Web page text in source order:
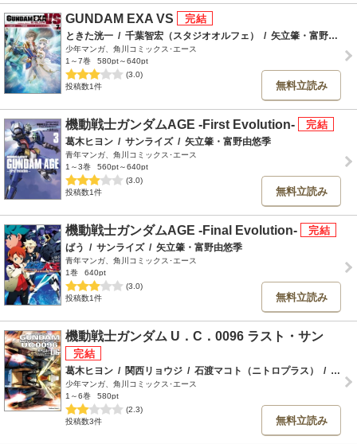
GUNDAM EXA VS
ときた洸一 / 千葉智宏（スタジオオルフェ） / 矢立肇・富野由悠季
少年マンガ、角川コミックス･エース
1～7巻
580pt～640pt
(3.0)
投稿数1件
無料立読み
機動戦士ガンダムAGE -First Evolution-
葛木ヒヨン / サンライズ / 矢立肇・富野由悠季
青年マンガ、角川コミックス･エース
1～3巻
560pt～640pt
(3.0)
投稿数1件
無料立読み
機動戦士ガンダムAGE -Final Evolution-
ばう / サンライズ / 矢立肇・富野由悠季
青年マンガ、角川コミックス･エース
1巻
640pt
(3.0)
投稿数1件
無料立読み
機動戦士ガンダム U．C．0096 ラスト・サン
葛木ヒヨン / 関西リョウジ / 石渡マコト（ニトロプラス） /
少年マンガ、角川コミックス･エース
1～6巻
580pt
(2.3)
投稿数3件
無料立読み